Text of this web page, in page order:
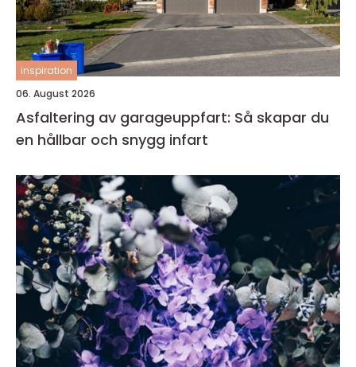
inspiration
06. August 2026
Asfaltering av garageuppfart: Så skapar du
en hållbar och snygg infart